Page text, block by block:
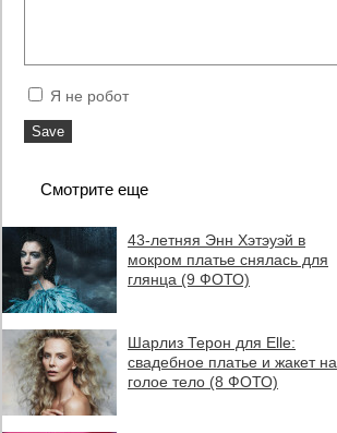
Я не робот
Смотрите еще
43-летняя Энн Хэтэуэй в
мокром платье снялась для
глянца (9 ФОТО)
Шарлиз Терон для Elle:
свадебное платье и жакет на
голое тело (8 ФОТО)